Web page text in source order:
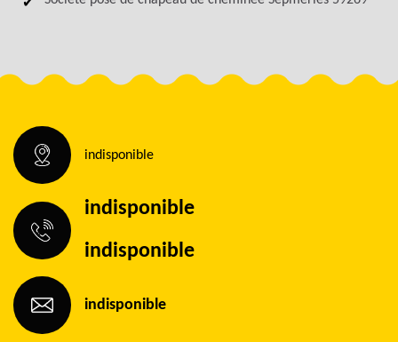
indisponible
indisponible
indisponible
indisponible